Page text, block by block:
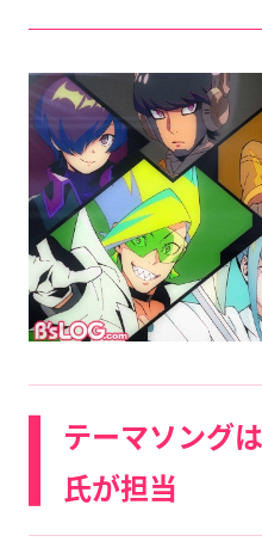
テーマソング
氏が担当